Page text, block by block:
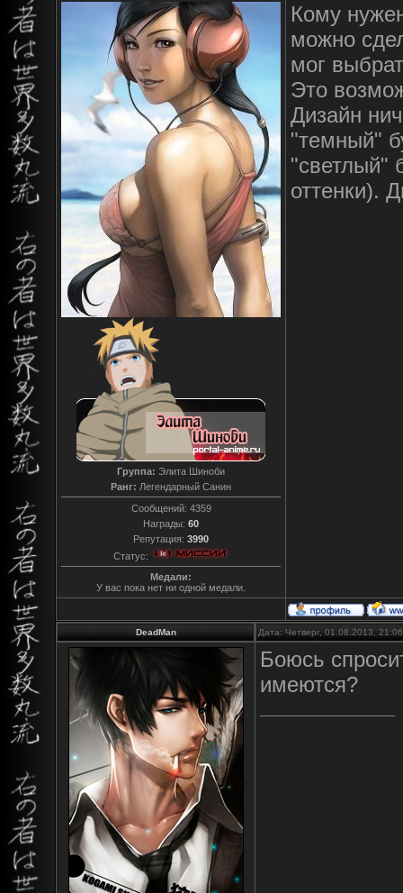
Группа: Элита Шиноби
Ранг: Легендарный Санин
Сообщений: 4359
Награды: 60
Репутация: 3990
Статус:
Медали:
У вас пока нет ни одной медали.
Кому
можно
мог
Это
Дизайн
"темный"
"светлый"
оттенки).
DeadMan Дата: Четверг, 01.08.2013,
Боюсь
имеются?